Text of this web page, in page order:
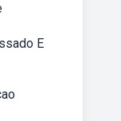
E